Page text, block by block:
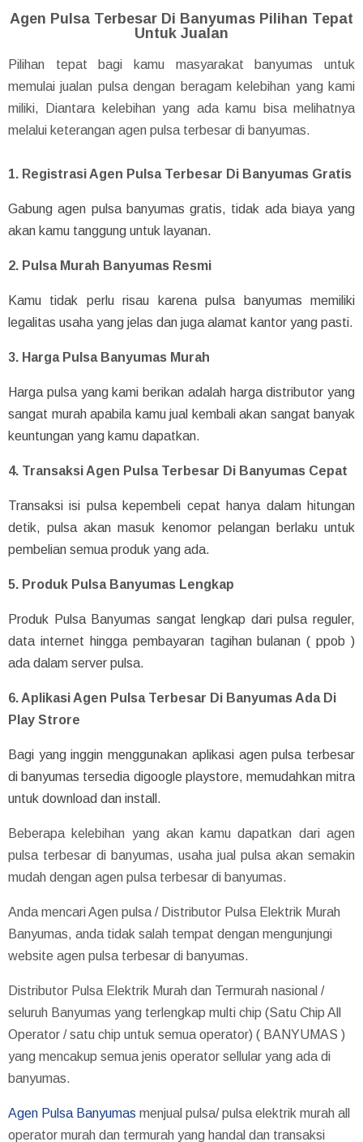
Agen Pulsa Terbesar Di Banyumas Pilihan Tepat
Untuk Jualan
Pilihan tepat bagi kamu masyarakat banyumas untuk
memulai jualan pulsa dengan beragam kelebihan yang kami
miliki, Diantara kelebihan yang ada kamu bisa melihatnya
melalui keterangan agen pulsa terbesar di banyumas.
1. Registrasi Agen Pulsa Terbesar Di Banyumas Gratis
Gabung agen pulsa banyumas gratis, tidak ada biaya yang
akan kamu tanggung untuk layanan.
2. Pulsa Murah Banyumas Resmi
Kamu tidak perlu risau karena pulsa banyumas memiliki
legalitas usaha yang jelas dan juga alamat kantor yang pasti.
3. Harga Pulsa Banyumas Murah
Harga pulsa yang kami berikan adalah harga distributor yang
sangat murah apabila kamu jual kembali akan sangat banyak
keuntungan yang kamu dapatkan.
4. Transaksi Agen Pulsa Terbesar Di Banyumas Cepat
Transaksi isi pulsa kepembeli cepat hanya dalam hitungan
detik, pulsa akan masuk kenomor pelangan berlaku untuk
pembelian semua produk yang ada.
5. Produk Pulsa Banyumas Lengkap
Produk Pulsa Banyumas sangat lengkap dari pulsa reguler,
data internet hingga pembayaran tagihan bulanan ( ppob )
ada dalam server pulsa.
6. Aplikasi Agen Pulsa Terbesar Di Banyumas Ada Di
Play Strore
Bagi yang inggin menggunakan aplikasi agen pulsa terbesar
di banyumas tersedia digoogle playstore, memudahkan mitra
untuk download dan install.
Beberapa kelebihan yang akan kamu dapatkan dari agen
pulsa terbesar di banyumas, usaha jual pulsa akan semakin
mudah dengan agen pulsa terbesar di banyumas.
Anda mencari Agen pulsa / Distributor Pulsa Elektrik Murah
Banyumas, anda tidak salah tempat dengan mengunjungi
website agen pulsa terbesar di banyumas.
Distributor Pulsa Elektrik Murah dan Termurah nasional /
seluruh Banyumas yang terlengkap multi chip (Satu Chip All
Operator / satu chip untuk semua operator) ( BANYUMAS )
yang mencakup semua jenis operator sellular yang ada di
banyumas.
Agen Pulsa Banyumas menjual pulsa/ pulsa elektrik murah all
operator murah dan termurah yang handal dan transaksi